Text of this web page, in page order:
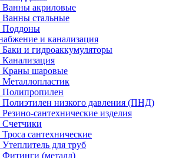
Ванны акриловые
Ванны стальные
Поддоны
и канализация
Баки и гидроаккумуляторы
Канализация
Краны шаровые
Металлопластик
Полипропилен
Полиэтилен низкого давления (ПНД)
Резино-сантехнические изделия
Счетчики
Троса сантехнические
Утеплитель для труб
Фитинги (металл)